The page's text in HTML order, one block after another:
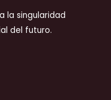
la singularidad
del futuro.